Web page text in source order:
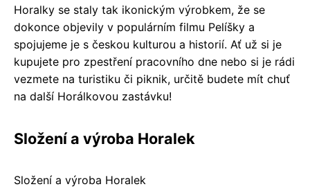
Horalky se staly tak ikonickým výrobkem, že se
dokonce objevily v populárním filmu Pelíšky a
spojujeme je s českou kulturou a historií. Ať už si je
kupujete pro zpestření pracovního dne nebo si je rádi
vezmete na turistiku či piknik, určitě budete mít chuť
na další Horálkovou zastávku!
Složení a výroba Horalek
Složení a výroba Horalek